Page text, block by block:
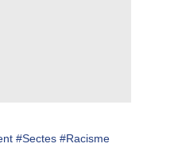
#Sectes #Racisme